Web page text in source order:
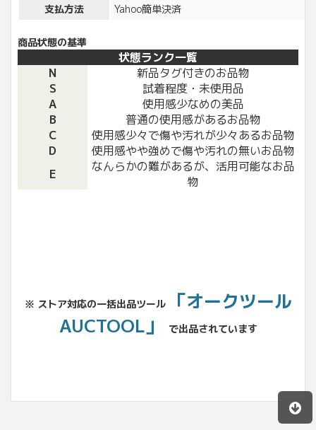
支払方法 Yahoo簡単決済
商品状態の基準
状態ランク一覧
N
新品タグ付きのお品物
S
試着程度・未使用品
A
使用感少なめの美品
B
普通の使用感があるお品物
C
使用感少々で傷や汚れが少々あるお品物
D
使用感やや強めで傷や汚れの無いお品物
E
なんらかの難があるが、活用可能なお品
物
※ ストア対応の一括出品ツール
「オークツール
AUCTOOL」
で出品されています